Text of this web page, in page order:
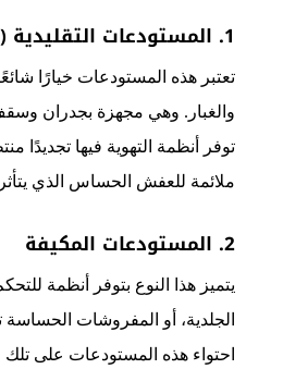
1. المستودعات التقليدية (المخازن المغلقة)
تعتبر هذه المستودعات خيارًا
والغبار. وهي مجهزة بجدران
توفر أنظمة التهوية فيها تجديدًا
ملائمة للعفش الحساس الذي
2. المستودعات المكيفة
يتميز هذا النوع بتوفر أنظمة
الجلدية، أو المفروشات الحساسة
احتواء هذه المستودعات على